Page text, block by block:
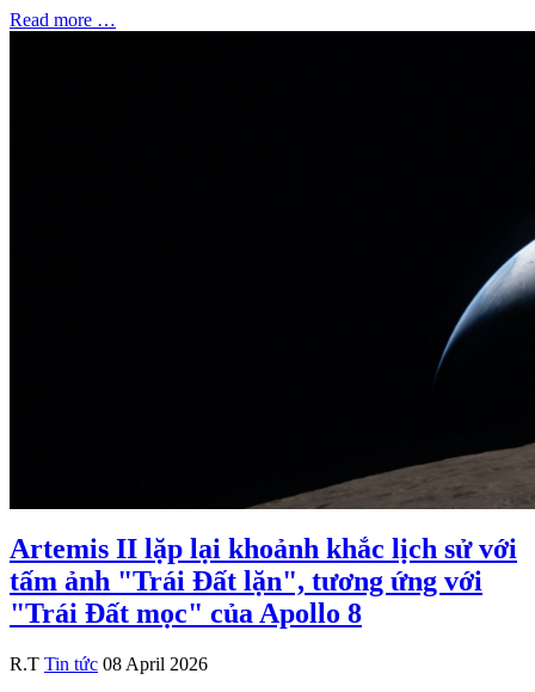
Read more …
Artemis II lặp lại khoảnh khắc lịch sử với
tấm ảnh "Trái Đất lặn", tương ứng với
"Trái Đất mọc" của Apollo 8
R.T Tin tức 08 April 2026